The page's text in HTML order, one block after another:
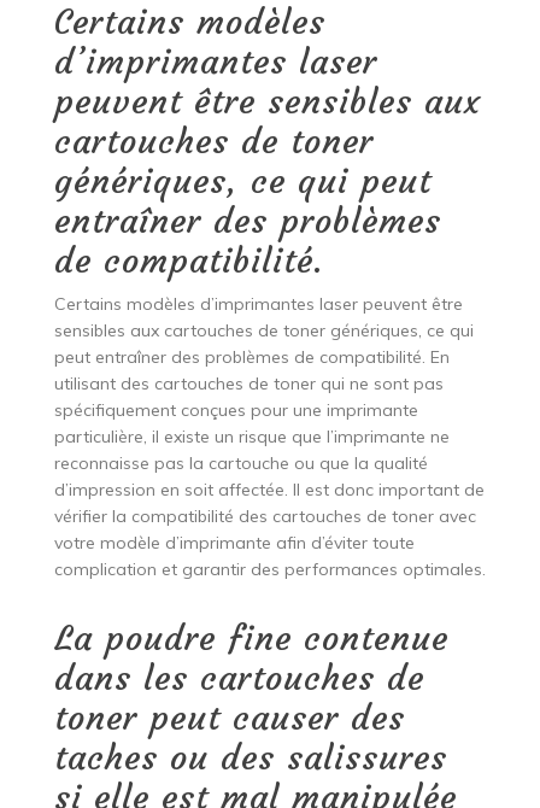
Certains modèles
d’imprimantes laser
peuvent être sensibles aux
cartouches de toner
génériques, ce qui peut
entraîner des problèmes
de compatibilité.
Certains modèles d’imprimantes laser peuvent être
sensibles aux cartouches de toner génériques, ce qui
peut entraîner des problèmes de compatibilité. En
utilisant des cartouches de toner qui ne sont pas
spécifiquement conçues pour une imprimante
particulière, il existe un risque que l’imprimante ne
reconnaisse pas la cartouche ou que la qualité
d’impression en soit affectée. Il est donc important de
vérifier la compatibilité des cartouches de toner avec
votre modèle d’imprimante afin d’éviter toute
complication et garantir des performances optimales.
La poudre fine contenue
dans les cartouches de
toner peut causer des
taches ou des salissures
si elle est mal manipulée